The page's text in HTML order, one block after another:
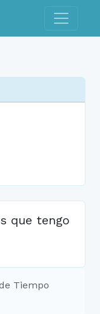
Toggle
que tengo
Tiempo